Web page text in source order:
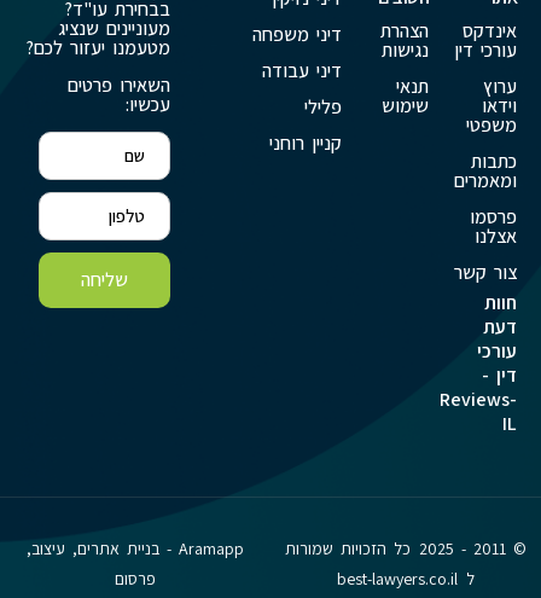
אינדקס
עורכי דין
ערוץ
וידאו
משפטי
כתבות
ומאמרים
פרסמו
אצלנו
צור קשר
חוות
דעת
עורכי
דין -
Reviews-
IL
הצהרת
נגישות
תנאי
שימוש
דיני משפחה
דיני עבודה
פלילי
קניין רוחני
בבחירת עו"ד?
מעוניינים שנציג
מטעמנו יעזור לכם?
השאירו פרטים
עכשיו:
שליחה
© 2011 - 2025 כל הזכויות שמורות
ל best-lawyers.co.il
Aramapp - בניית אתרים, עיצוב,
פרסום